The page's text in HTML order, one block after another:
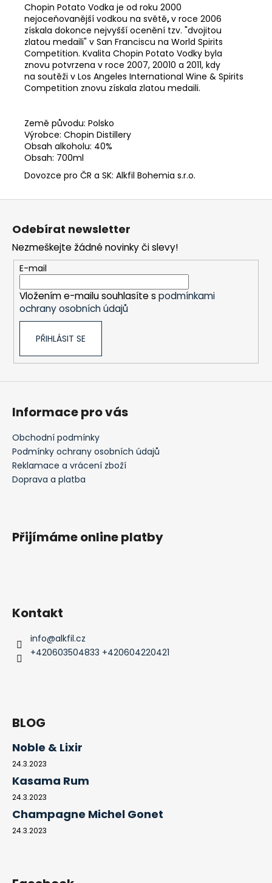
Chopin Potato Vodka je od roku 2000
nejoceňovanější vodkou na světě,v roce 2006
získala dokonce nejvyšší ocenění tzv. "dvojitou
zlatou medaili" v San Franciscu na World Spirits
Competition. Kvalita Chopin Potato Vodky byla
znovu potvrzena v roce 2007, 20010 a 2011, kdy
na soutěži v Los Angeles International Wine & Spirits
Competition znovu získala zlatou medaili.
Země původu: Polsko
Výrobce: Chopin Distillery
Obsah alkoholu: 40%
Obsah: 700ml
Dovozce pro ČR a SK: Alkfil Bohemia s.r.o.
Z
Odebírat newsletter
Nezmeškejte žádné novinky či slevy!
E-mail
Vložením e-mailu souhlasíte s podmínkami
ochrany osobních údajů
PŘIHLÁSIT SE
Informace pro vás
Obchodní podmínky
Podmínky ochrany osobních údajů
Reklamace a vrácení zboží
Doprava a platba
Přijímáme online platby
Kontakt
info@alkfil.cz
+420603504833 +420604220421
BLOG
Noble & Lixir
24.3.2023
Kasama Rum
24.3.2023
Champagne Michel Gonet
24.3.2023